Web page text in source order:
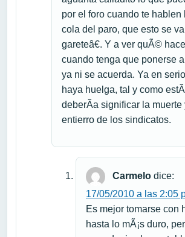
por el foro cuando te hablen
cola del paro, que esto se va
gareteâ€. Y a ver quÃ©
cuando tenga que ponerse
ya ni se acuerda. Ya en
haya huelga, tal y como
deberÃ­a significar la muerte
entierro de los sindicatos.
Carmelo dice:
17/05/2010 a las 2:05
Es mejor tomarse con
hasta lo mÃ¡s duro,